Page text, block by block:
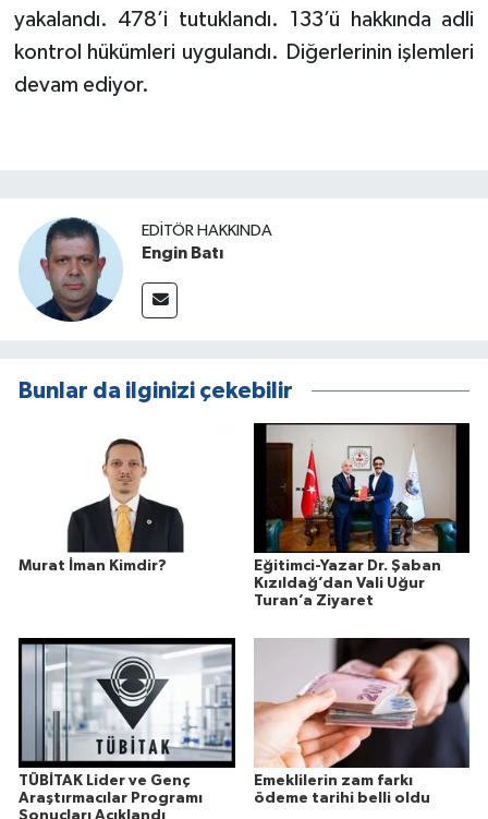
yakalandı. 478’i tutuklandı. 133’ü hakkında adli
kontrol hükümleri uygulandı. Diğerlerinin işlemleri
devam ediyor.
EDITÖR HAKKINDA
Engin Batı
Bunlar da ilginizi çekebilir
Murat İman Kimdir?
Eğitimci-Yazar Dr. Şaban
Kızıldağ’dan Vali Uğur
Turan’a Ziyaret
TÜBİTAK Lider ve Genç
Araştırmacılar Programı
Sonuçları Açıklandı
Emeklilerin zam farkı
ödeme tarihi belli oldu